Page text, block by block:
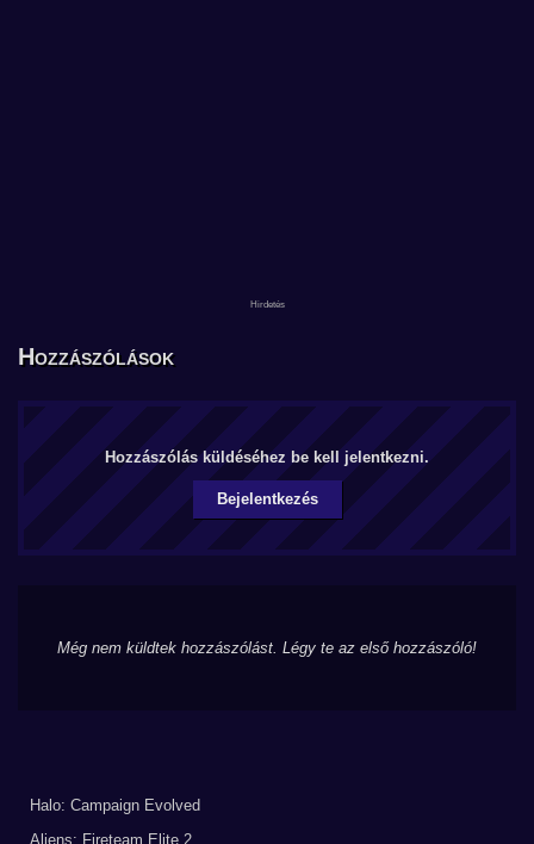
Hozzászólások
Hozzászólás küldéséhez be kell jelentkezni.
Bejelentkezés
Még nem küldtek hozzászólást. Légy te az első hozzászóló!
Halo: Campaign Evolved
Aliens: Fireteam Elite 2